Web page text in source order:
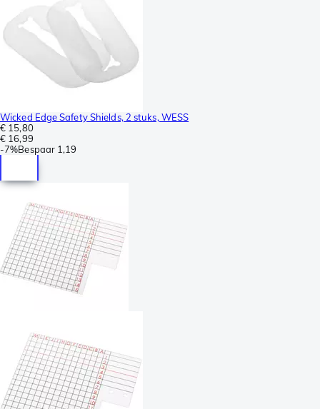
Wicked Edge Safety Shields, 2 stuks, WESS
€ 15,80
€ 16,99
-7%Bespaar 1,19